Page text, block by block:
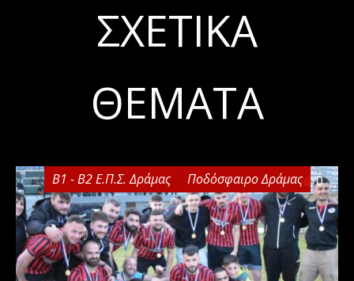
ΣΧΕΤΙΚΆ
ΘΈΜΑΤΑ
Β1 - Β2 Ε.Π.Σ. Δράμας Ποδόσφαιρο Δράμας 0